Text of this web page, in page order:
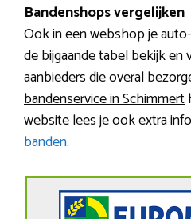
Bandenshops vergelijken
Ook in een webshop je
de bijgaande tabel bekijk en
aanbieders die overal
bandenservice in Schimmert
website lees je ook extra
banden.